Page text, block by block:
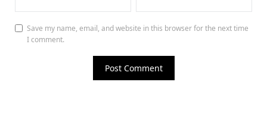
Save my name, email, and website in this browser for the next time
I comment.